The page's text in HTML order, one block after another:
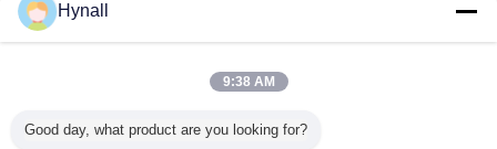
Hynall
9:38 AM
Good day, what product are you looking for?